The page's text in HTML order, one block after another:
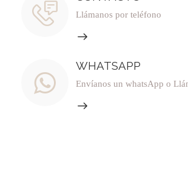
Llámanos por teléfono
WHATSAPP
Envíanos un whatsApp o